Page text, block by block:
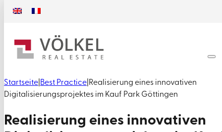
Startseite Best Practice Realisierung eines innovativen
Digitalisierungsprojektes im Kauf Park Göttingen
Realisierung eines innovativen